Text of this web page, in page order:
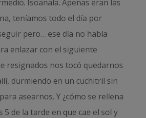
Isoanala. Apenas eran las
teníamos todo el día por
pero… ese día no había
enlazar con el siguiente
resignados nos tocó quedarnos
durmiendo en un cuchitril sin
asearnos. Y ¿cómo se rellena
5 de la tarde en que cae el sol y